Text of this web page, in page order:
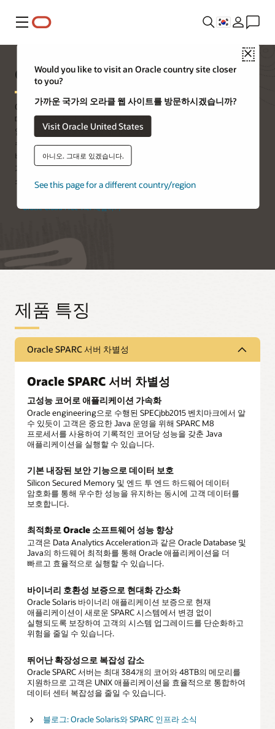
메뉴
Close
Would you like to visit an Oracle country site closer
to you?
가까운 국가의 오라클 웹 사이트를 방문하시겠습니까?
Visit Oracle United States
아니오. 그대로 있겠습니다.
See this page for a different country/region
Oracle SPARC 서버
Oracle SPARC 서버는 고객의 데이터베이스 및 Java 워크로드에
대한 높은 성능, 보안, 가동 시간을 제공합니다. 조직은 추가 비용
없이 Oracle Solaris 운영 체제 및 가상화 소프트웨어가 포함된
수직 확장 및 수평 확장 설계를 통해 UNIX 인프라를 현대화하는
비용을 절감합니다. Oracle Database 및 Java의 기본 내장된
가속화 기능을 통해 고객의 워크로드가 더 빠르게 실행되므로 총
소유 비용(TCO)을 절감할 수 있습니다.
Oracle Cloud Free Tier 체험하기
제품 특징
Oracle SPARC 서버 차별성
Oracle SPARC 서버 차별성
고성능 코어로 애플리케이션 가속화
Oracle engineering으로 수행된 SPECjbb2015 벤치마크에서 알
수 있듯이 고객은 중요한 Java 운영을 위해 SPARC M8
프로세서를 사용하여 기록적인 코어당 성능을 갖춘 Java
애플리케이션을 실행할 수 있습니다.
기본 내장된 보안 기능으로 데이터 보호
Silicon Secured Memory 및 엔드 투 엔드 하드웨어 데이터
암호화를 통해 우수한 성능을 유지하는 동시에 고객 데이터를
보호합니다.
최적화로 Oracle 소프트웨어 성능 향상
고객은 Data Analytics Acceleration과 같은 Oracle Database 및
Java의 하드웨어 최적화를 통해 Oracle 애플리케이션을 더
빠르고 효율적으로 실행할 수 있습니다.
바이너리 호환성 보증으로 현대화 간소화
Oracle Solaris 바이너리 애플리케이션 보증으로 현재
애플리케이션이 새로운 SPARC 시스템에서 변경 없이
실행되도록 보장하여 고객의 시스템 업그레이드를 단순화하고
위험을 줄일 수 있습니다.
뛰어난 확장성으로 복잡성 감소
Oracle SPARC 서버는 최대 384개의 코어와 48TB의 메모리를
지원하므로 고객은 UNIX 애플리케이션을 효율적으로 통합하여
데이터 센터 복잡성을 줄일 수 있습니다.
블로그: Oracle Solaris와 SPARC 인프라 소식